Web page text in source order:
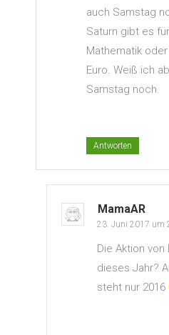
auch Samstag
Saturn gibt es
Mathematik
Euro. Weiß ich
Samstag noch.
Antworten
MamaAR
23. Juni 2017 um
Die Aktion
dieses Jahr?
steht nur 2016